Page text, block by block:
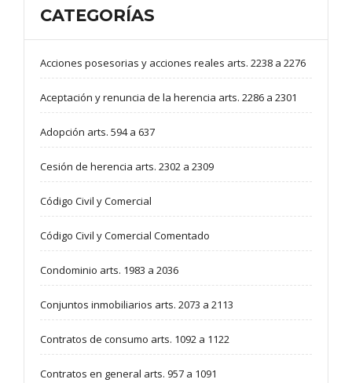
CATEGORÍAS
Acciones posesorias y acciones reales arts. 2238 a 2276
Aceptación y renuncia de la herencia arts. 2286 a 2301
Adopción arts. 594 a 637
Cesión de herencia arts. 2302 a 2309
Código Civil y Comercial
Código Civil y Comercial Comentado
Condominio arts. 1983 a 2036
Conjuntos inmobiliarios arts. 2073 a 2113
Contratos de consumo arts. 1092 a 1122
Contratos en general arts. 957 a 1091